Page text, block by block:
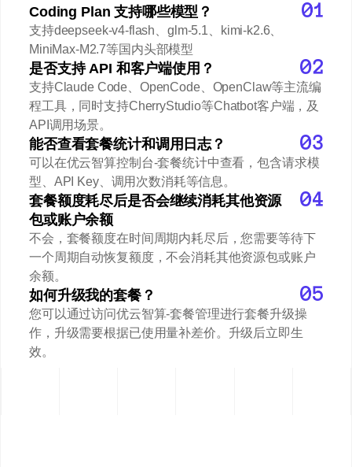
Coding Plan 支持哪些模型？
支持deepseek-v4-flash、glm-5.1、kimi-k2.6、
MiniMax-M2.7等国内头部模型
是否支持 API 和客户端使用？
支持Claude Code、OpenCode、OpenClaw等主流编
程工具，同时支持CherryStudio等Chatbot客户端，及
API调用场景。
能否查看套餐统计和调用日志？
可以在优云智算控制台-套餐统计中查看，包含请求模
型、API Key、调用次数消耗等信息。
套餐额度耗尽后是否会继续消耗其他资源
包或账户余额
不会，套餐额度在时间周期内耗尽后，您需要等待下
一个周期自动恢复额度，不会消耗其他资源包或账户
余额。
如何升级我的套餐？
您可以通过访问优云智算-套餐管理进行套餐升级操
作，升级需要根据已使用量补差价。升级后立即生
效。